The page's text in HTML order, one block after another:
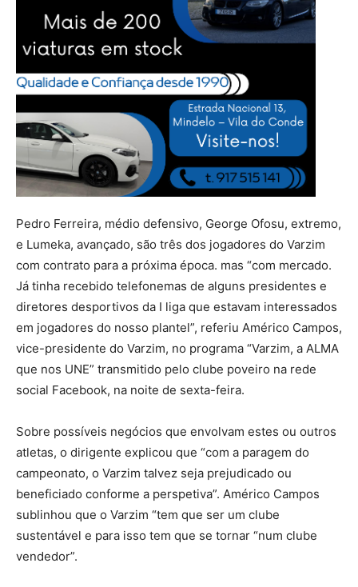
Pedro Ferreira, médio defensivo, George Ofosu, extremo,
e Lumeka, avançado, são três dos jogadores do Varzim
com contrato para a próxima época. mas “com mercado.
Já tinha recebido telefonemas de alguns presidentes e
diretores desportivos da I liga que estavam interessados
em jogadores do nosso plantel”, referiu Américo Campos,
vice-presidente do Varzim, no programa “Varzim, a ALMA
que nos UNE” transmitido pelo clube poveiro na rede
social Facebook, na noite de sexta-feira.
Sobre possíveis negócios que envolvam estes ou outros
atletas, o dirigente explicou que “com a paragem do
campeonato, o Varzim talvez seja prejudicado ou
beneficiado conforme a perspetiva”. Américo Campos
sublinhou que o Varzim “tem que ser um clube
sustentável e para isso tem que se tornar “num clube
vendedor”.